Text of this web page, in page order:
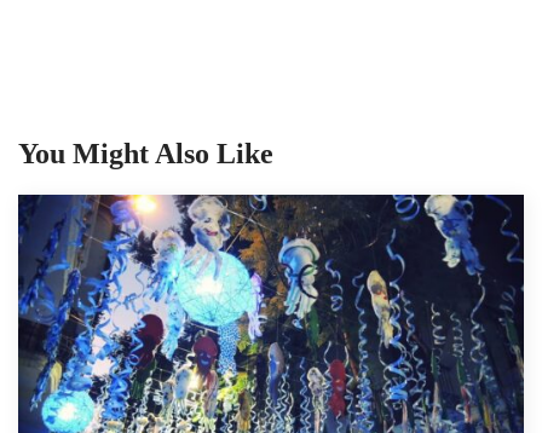
You Might Also Like